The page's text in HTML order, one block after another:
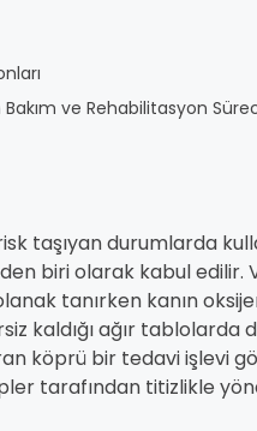
ve Rehabilitasyon
taşıyan durumlarda
biri olarak kabul edilir.
tanırken kanın
kaldığı ağır tablolarda
köprü bir tedavi işlevi
tarafından titizlikle